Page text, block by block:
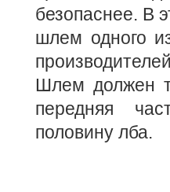
безопаснее. В
шлем одного
Шлем должен
передняя
половину лба.